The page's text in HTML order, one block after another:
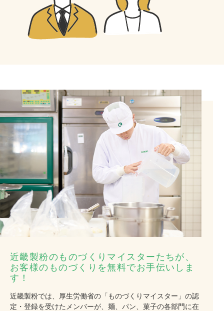
近畿製粉の ものづくりマイスターたちが、
お客様のものづくりを無料でお手伝いしま
す！
近畿製粉では、厚生労働省の「ものづくりマイスター」の認
定・登録を受けたメンバーが、麺、パン、菓子の各部門に在